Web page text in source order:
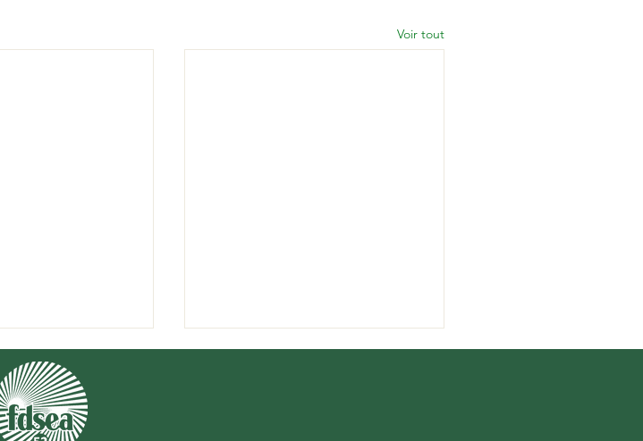
Voir tout